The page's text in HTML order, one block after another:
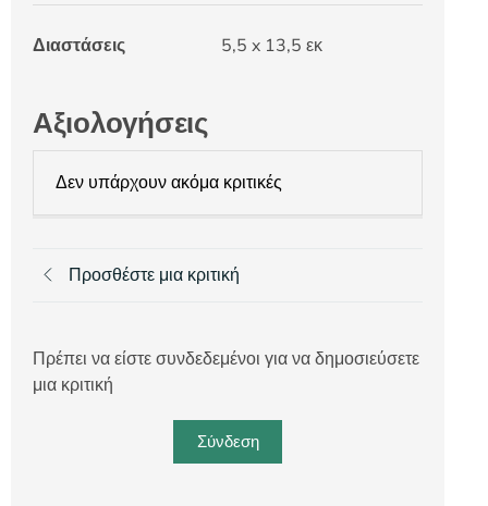
Διαστάσεις 5,5 x 13,5 εκ
Αξιολογήσεις
Δεν υπάρχουν ακόμα κριτικές
Προσθέστε μια κριτική
Πρέπει να είστε συνδεδεμένοι για να δημοσιεύσετε
μια κριτική
Σύνδεση